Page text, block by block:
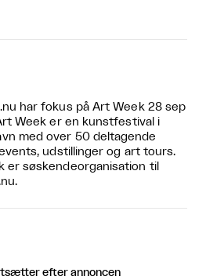
har fokus på Art Week28 sep
Week er en kunstfestival i
med over 50 deltagende
udstillinger og art tours.
er søskendeorganisation til
efter annoncen